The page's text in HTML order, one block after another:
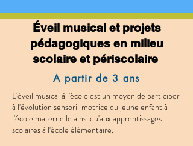
Éveil musical et projets
pédagogiques en milieu
scolaire et périscolaire
A partir de 3 ans
L'éveil musical à l'école est un moyen de participer
à l'évolution sensori-motrice du jeune enfant à
l'école maternelle ainsi qu'aux apprentissages
scolaires à l'école élémentaire.